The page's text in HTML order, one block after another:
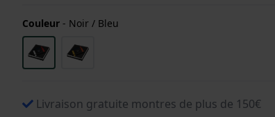
Couleur - Noir / Bleu
Livraison gratuite montres de plus de 150€